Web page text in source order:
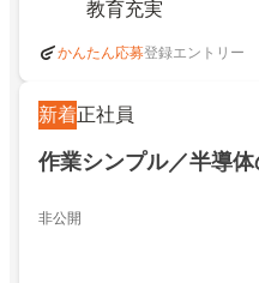
教育充実
かんたん応募登録エントリー
新着正社員
作業シンプル／半導
非公開